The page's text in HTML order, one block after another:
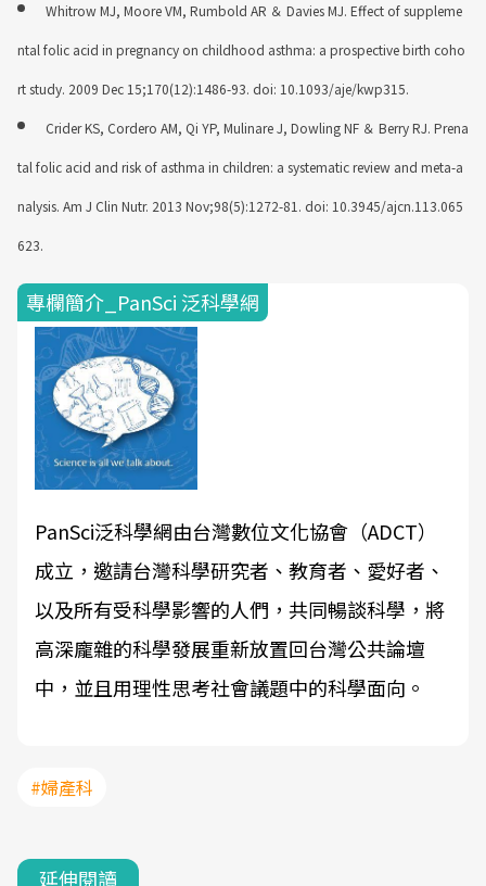
Whitrow MJ, Moore VM, Rumbold AR ＆ Davies MJ. Effect of suppleme
ntal folic acid in pregnancy on childhood asthma: a prospective birth coho
rt study. 2009 Dec 15;170(12):1486-93. doi: 10.1093/aje/kwp315.
Crider KS, Cordero AM, Qi YP, Mulinare J, Dowling NF ＆ Berry RJ. Prena
tal folic acid and risk of asthma in children: a systematic review and meta-a
nalysis. Am J Clin Nutr. 2013 Nov;98(5):1272-81. doi: 10.3945/ajcn.113.065
623.
專欄簡介_PanSci 泛科學網
PanSci泛科學網由台灣數位文化協會（ADCT）
成立，邀請台灣科學研究者、教育者、愛好者、
以及所有受科學影響的人們，共同暢談科學，將
高深龐雜的科學發展重新放置回台灣公共論壇
中，並且用理性思考社會議題中的科學面向。
#婦產科
延伸閱讀